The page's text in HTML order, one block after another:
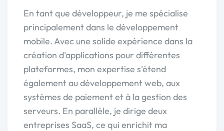
En tant que développeur, je me spécialise
principalement dans le développement
mobile. Avec une solide expérience dans la
création d'applications pour différentes
plateformes, mon expertise s'étend
également au développement web, aux
systèmes de paiement et à la gestion des
serveurs. En parallèle, je dirige deux
entreprises SaaS, ce qui enrichit ma